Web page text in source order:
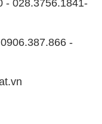
- 028.3756.1841-
-